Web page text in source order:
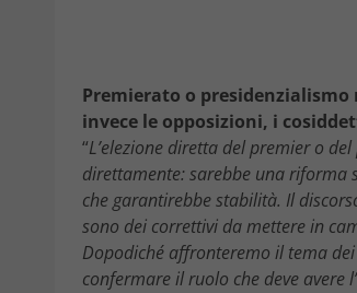
Premierato o
invece le opposizioni, i
“L’elezione diretta del premier o
direttamente: sarebbe una riforma
che garantirebbe stabilità. Il
sono dei correttivi da mettere in
Dopodiché affronteremo il tema
confermare il ruolo che deve avere